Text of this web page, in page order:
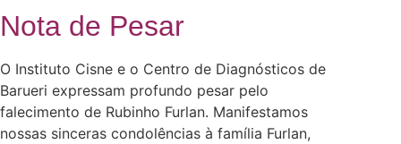
Nota de Pesar
O Instituto Cisne e o Centro de Diagnósticos de
Barueri expressam profundo pesar pelo
falecimento de Rubinho Furlan. Manifestamos
nossas sinceras condolências à família Furlan,